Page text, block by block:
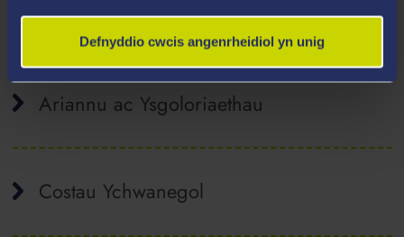
Defnyddio cwcis angenrheidiol yn unig
Ffioedd Dysgu
Ariannu ac Ysgoloriaethau
Costau Ychwanegol